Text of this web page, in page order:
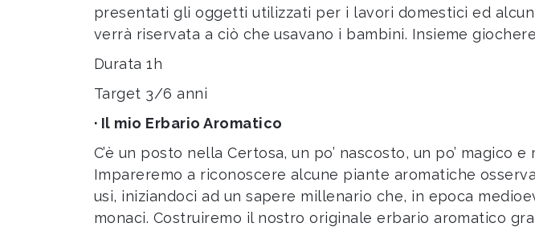
presentati gli oggetti utilizzati per i lavori domestici ed
verrà riservata a ciò che usavano i bambini. Insieme
Durata 1h
Target 3/6 anni
· Il mio Erbario Aromatico
C’è un posto nella Certosa, un po’ nascosto, un po’
Impareremo a riconoscere alcune piante aromatiche
usi, iniziandoci ad un sapere millenario che, in epoca
monaci. Costruiremo il nostro originale erbario aromatico